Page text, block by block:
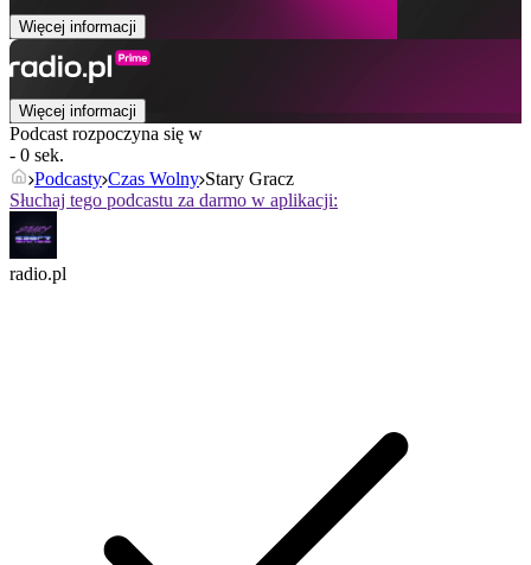
Więcej informacji
Więcej informacji
Podcast rozpoczyna się w
- 0 sek.
Podcasty Czas Wolny Stary Gracz
Słuchaj tego podcastu za darmo w aplikacji:
radio.pl